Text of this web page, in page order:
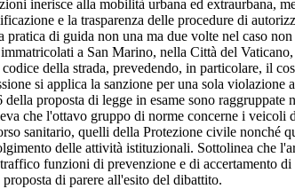
inerisce alla mobilità urbana ed extraurbana,
e la trasparenza delle procedure di
di guida non una ma due volte nel caso
a San Marino, nella Città del
della strada, prevedendo, in particolare, il
si applica la sanzione per una sola
proposta di legge in esame sono raggruppate
che l'ottavo gruppo di norme concerne i veicoli
sanitario, quelli della Protezione civile nonché
delle attività istituzionali. Sottolinea che
funzioni di prevenzione e di accertamento
proposta di parere all'esito del dibattito.